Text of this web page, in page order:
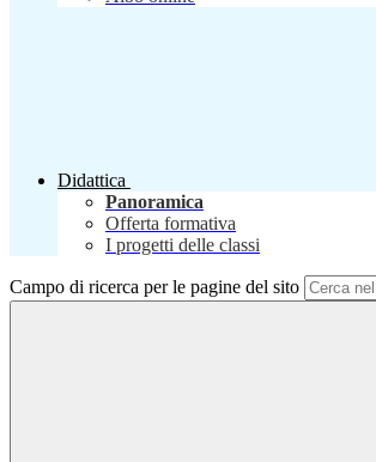
Didattica
Panoramica
Offerta formativa
I progetti delle classi
Campo di ricerca per le pagine del sito